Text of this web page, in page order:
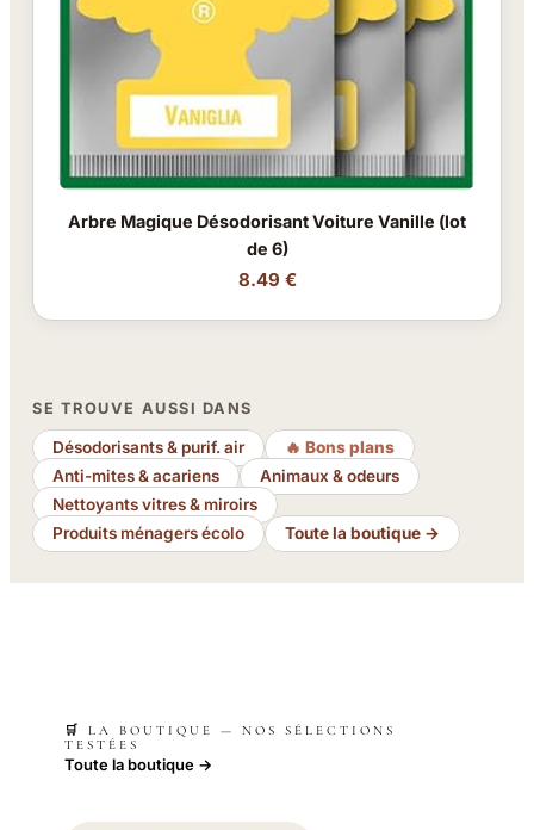
Arbre Magique Désodorisant Voiture Vanille (lot
de 6)
8.49 €
SE TROUVE AUSSI DANS
Désodorisants & purif. air
🔥 Bons plans
Anti-mites & acariens
Animaux & odeurs
Nettoyants vitres & miroirs
Produits ménagers écolo
Toute la boutique →
🛒 LA BOUTIQUE — NOS SÉLECTIONS
TESTÉES
Toute la boutique →